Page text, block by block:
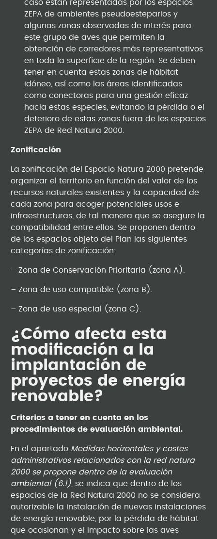
caso están representadas por los espacios
ZEPA de ambientes pseudoesteparios y
algunas zonas observadas de interés para
este grupo de aves que permiten la
obtención de corredores más representativos
en toda la superficie de la región. Se deben
tener en cuenta estas zonas de hábitat
idóneo, así como las áreas identificadas
como conectoras para una gestión eficaz
hacia estas especies, evitando la pérdida o el
deterioro de estas zonas fuera de los espacios
ZEPA de Red Natura 2000.
Zonificación
La zonificación del Espacio Natura 2000 pretende
organizar el territorio en función del valor de los
recursos naturales existentes y la capacidad de
cada zona para acoger potenciales usos e
infraestructuras, de tal manera que se asegure la
compatibilidad entre ellos. Se proponen dentro
de los espacios objeto del Plan las siguientes
categorías de zonificación:
– Zona de Conservación Prioritaria (zona A).
– Zona de uso compatible (zona B).
– Zona de uso especial (zona C).
¿Cómo afecta esta
modificación a la
implantación de
proyectos de energía
renovable?
Criterios a tener en cuenta en los
procedimientos de evaluación ambiental.
En el apartado Medidas horizontales y costes
administrativos relacionados con la red natura
2000 se propone dentro de la evaluación
ambiental (6.1) , se indica que dentro de los
espacios de la Red Natura 2000 no se considera
autorizable la instalación de nuevas instalaciones
de energía renovable, por la pérdida de hábitat
que ocasionan y el impacto sobre las aves